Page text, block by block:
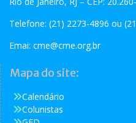
Telefone: (21) 2273-4896 ou
Emai: cme@cme.org.br
Mapa do site:
Calendário
Colunistas